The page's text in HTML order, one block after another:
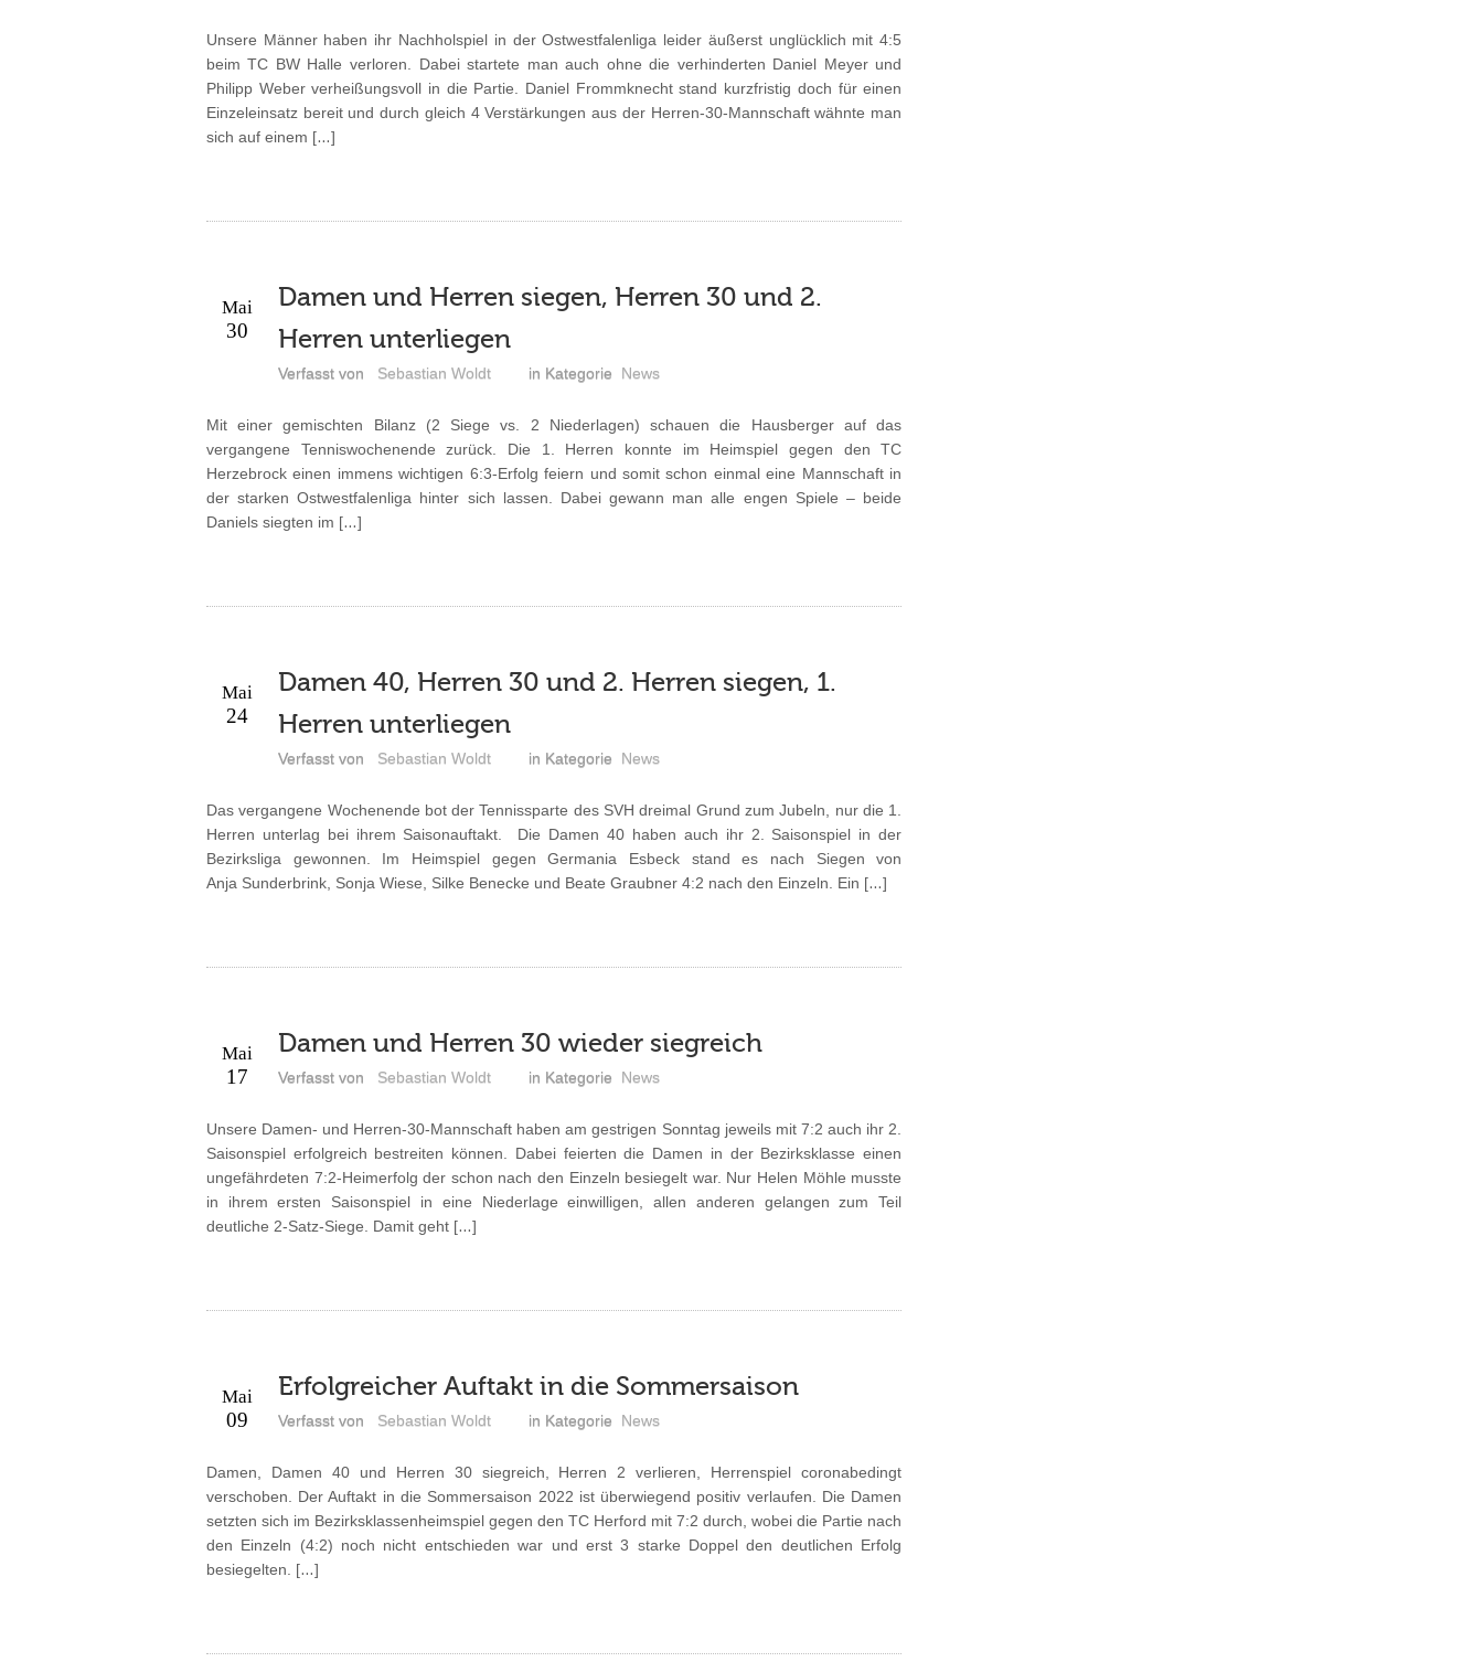
Unsere Männer haben ihr Nachholspiel in der Ostwestfalenliga leider äußerst unglücklich mit 4:5
beim TC BW Halle verloren. Dabei startete man auch ohne die verhinderten Daniel Meyer und
Philipp Weber verheißungsvoll in die Partie. Daniel Frommknecht stand kurzfristig doch für einen
Einzeleinsatz bereit und durch gleich 4 Verstärkungen aus der Herren-30-Mannschaft wähnte man
sich auf einem […]
Damen und Herren siegen, Herren 30 und 2.
Herren unterliegen
Mai
30
Verfasst von Sebastian Woldt in Kategorie News
Mit einer gemischten Bilanz (2 Siege vs. 2 Niederlagen) schauen die Hausberger auf das
vergangene Tenniswochenende zurück. Die 1. Herren konnte im Heimspiel gegen den TC
Herzebrock einen immens wichtigen 6:3-Erfolg feiern und somit schon einmal eine Mannschaft in
der starken Ostwestfalenliga hinter sich lassen. Dabei gewann man alle engen Spiele – beide
Daniels siegten im […]
Damen 40, Herren 30 und 2. Herren siegen, 1.
Herren unterliegen
Mai
24
Verfasst von Sebastian Woldt in Kategorie News
Das vergangene Wochenende bot der Tennissparte des SVH dreimal Grund zum Jubeln, nur die 1.
Herren unterlag bei ihrem Saisonauftakt. Die Damen 40 haben auch ihr 2. Saisonspiel in der
Bezirksliga gewonnen. Im Heimspiel gegen Germania Esbeck stand es nach Siegen von
Anja Sunderbrink, Sonja Wiese, Silke Benecke und Beate Graubner 4:2 nach den Einzeln. Ein […]
Damen und Herren 30 wieder siegreich
Mai
17 Verfasst von Sebastian Woldt in Kategorie News
Unsere Damen- und Herren-30-Mannschaft haben am gestrigen Sonntag jeweils mit 7:2 auch ihr 2.
Saisonspiel erfolgreich bestreiten können. Dabei feierten die Damen in der Bezirksklasse einen
ungefährdeten 7:2-Heimerfolg der schon nach den Einzeln besiegelt war. Nur Helen Möhle musste
in ihrem ersten Saisonspiel in eine Niederlage einwilligen, allen anderen gelangen zum Teil
deutliche 2-Satz-Siege. Damit geht […]
Erfolgreicher Auftakt in die Sommersaison
Mai
09 Verfasst von Sebastian Woldt in Kategorie News
Damen, Damen 40 und Herren 30 siegreich, Herren 2 verlieren, Herrenspiel coronabedingt
verschoben. Der Auftakt in die Sommersaison 2022 ist überwiegend positiv verlaufen. Die Damen
setzten sich im Bezirksklassenheimspiel gegen den TC Herford mit 7:2 durch, wobei die Partie nach
den Einzeln (4:2) noch nicht entschieden war und erst 3 starke Doppel den deutlichen Erfolg
besiegelten. […]